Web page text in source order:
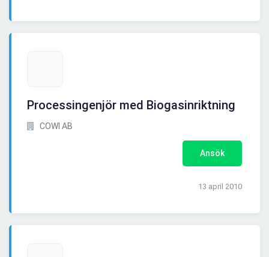
Processingenjör med Biogasinriktning
COWI AB
Ansök
13 april 2010